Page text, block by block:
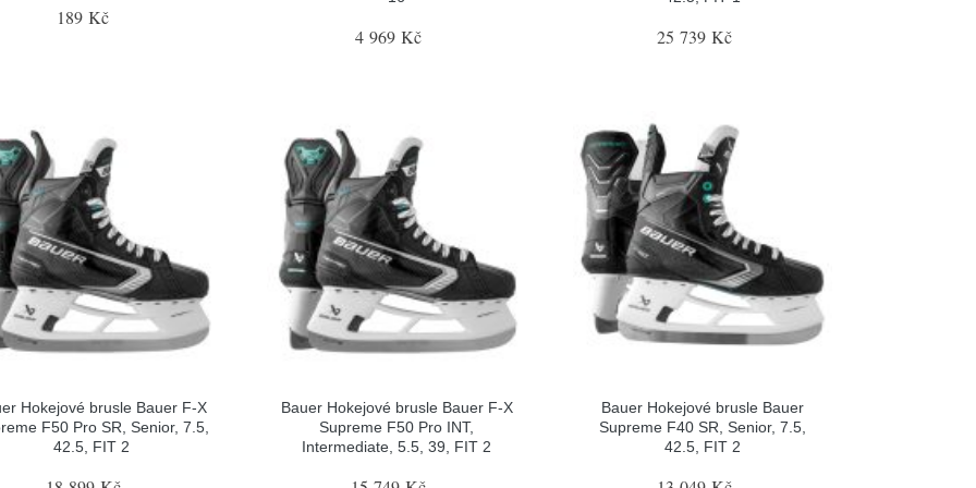
189 Kč
4 969 Kč 25 739 Kč
Hokejové brusle Bauer F-X
F50 Pro SR, Senior, 7.5,
42.5, FIT 2
Bauer Hokejové brusle Bauer F-X
Supreme F50 Pro INT,
Intermediate, 5.5, 39, FIT 2
Bauer Hokejové brusle Bauer
Supreme F40 SR, Senior, 7.5,
42.5, FIT 2